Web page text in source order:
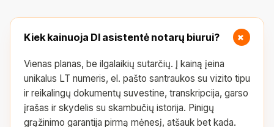
Kiek kainuoja DI asistentė notarų biurui? +
Vienas planas, be ilgalaikių sutarčių. Į kainą įeina
unikalus LT numeris, el. pašto santraukos su vizito tipu
ir reikalingų dokumentų suvestine, transkripcija, garso
įrašas ir skydelis su skambučių istorija. Pinigų
grąžinimo garantija pirmą mėnesį, atšauk bet kada.